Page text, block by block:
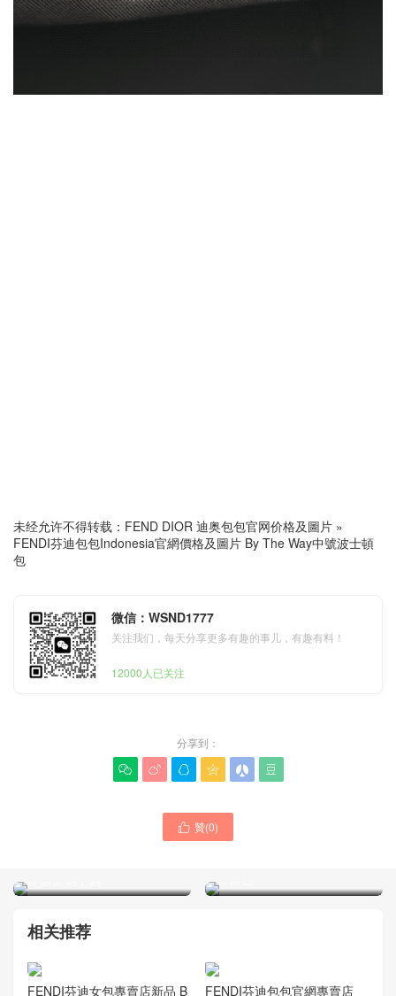
未经允许不得转载： FEND DIOR 迪奥包包官网价格及圖片 »
FENDI芬迪包包Indonesia官網價格及圖片 By The Way中號波士頓
包
微信：WSND1777
关注我们，每天分享更多有趣的事儿，有趣有料！
12000人已关注
分享到：
     
 贊(0)
FENDI芬迪包包屬於什麽檔
FENDI芬迪包包官方網站By
The Way中號灰色牛皮革波
相关推荐
FENDI芬迪女包專賣店新品 B FENDI芬迪包包官網專賣店